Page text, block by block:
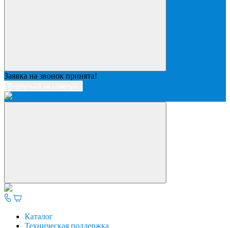
Заявка на звонок принята!
Каталог
Техническая поддержка